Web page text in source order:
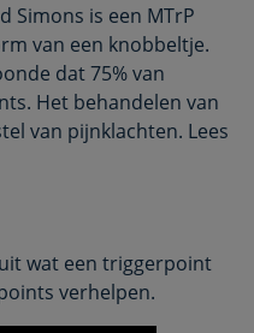
Simons is een MTrP
van een knobbeltje.
dat 75% van
Het behandelen van
van pijnklachten. Lees
wat een triggerpoint
verhelpen.